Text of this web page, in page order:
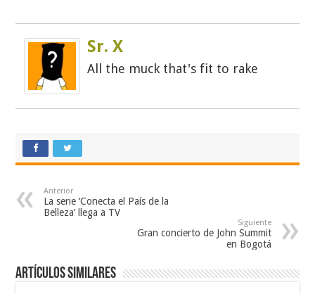
Sr. X
All the muck that's fit to rake
Anterior
La serie ‘Conecta el País de la
Belleza’ llega a TV
Siguiente
Gran concierto de John Summit
en Bogotá
Artículos similares